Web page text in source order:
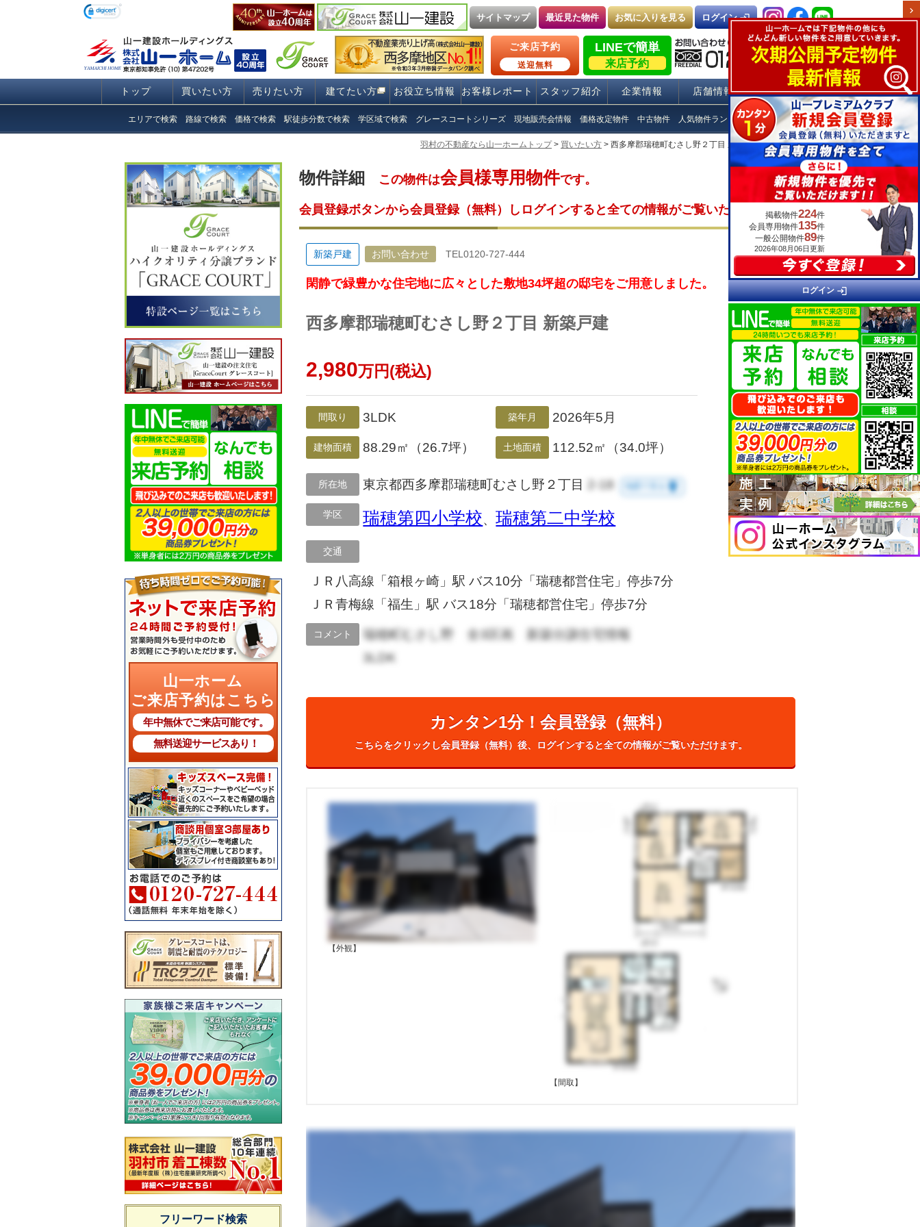
サイトマップ 最近見た物件 お気に入りを見る ログイン login
ご来店予約
送迎無料
LINEで簡単
来店予約
トップ 買いたい方 売りたい方 建てたい方 お役立ち情報 お客様レポート スタッフ紹介 企業情報 店舗情報 採用情報
エリアで検索 路線で検索 価格で検索 駅徒歩分数で検索 学区域で検索 グレースコートシリーズ 現地販売会情報 価格改定物件 中古物件 人気物件ランキング Q＆A
羽村の不動産なら山一ホームトップ> 買いたい方 > 西多摩郡瑞穂町むさし野２丁目 新築戸建 物件詳細
山一ホーム
ご来店予約はこちら
年中無休でご来店可能です。
無料送迎サービスあり！
フリーワード検索
物件詳細 この物件は会員様専用物件です。
会員登録ボタンから会員登録（無料）しログインすると全ての情報がご覧いただけます。
新築戸建 お問い合わせ TEL0120-727-444
閑静で緑豊かな住宅地に広々とした敷地34坪超の邸宅をご用意しました。
西多摩郡瑞穂町むさし野２丁目 新築戸建
2,980万円(税込)
間取り 3LDK 築年月 2026年5月
建物面積 88.29㎡（26.7坪） 土地面積 112.52㎡（34.0坪）
所在地 東京都西多摩郡瑞穂町むさし野２丁目 2-18 room
学区 瑞穂第四小学校、瑞穂第二中学校
交通
ＪＲ八高線「箱根ヶ崎」駅 バス10分「瑞穂都営住宅」停歩7分
ＪＲ青梅線「福生」駅 バス18分「瑞穂都営住宅」停歩7分
コメント
瑞穂町むさし野 全3区画 新築分譲住宅情報
3LDK
カンタン1分！会員登録（無料）
こちらをクリックし会員登録（無料）後、ログインすると全ての情報がご覧いただけます。
【外観】
【間取】
chevron_right
掲載物件224件
会員専用物件135件
一般公開物件89件
2026年08月06日更新
ログイン login